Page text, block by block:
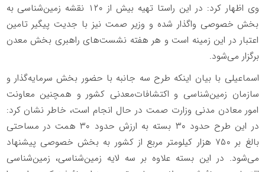
وی اظهار کرد: در این راستا تهیه بیش از ۱۲۰ نقشه‌ زمین‌شناسی به
بخش خصوصی واگذار شده و وزیر صمت نیز با جدیت پیگیر تامین
اعتبار در این زمینه است و هر هفته نشست‌های راهبری بخش معدن
برگزار می‌شود.
اسماعیلی با بیان اینکه طرح سه جانبه با حضور بخش سرمایه‌گذار و
سازمان زمین‌شناسی و اکتشافات‌معدنی کشور و همچنین معاونت
امور معادن مدنی وزارت صمت در حال انجام است، خاطر نشان کرد:
در این طرح حدود ۳۰ بسته به ارزش حدود ۳۰ همت در مساحتی
بالغ بر ۷۵۰ هزار کیلومتر مربع از کشور به بخش خصوصی پیشنهاد
می‌شود. در این بسته علاوه بر سه لایه زمین‌شناسی، زمین‌شناسی